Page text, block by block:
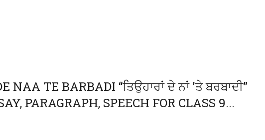
NAA TE BARBADI “ਤਿਉਹਾਰਾਂ ਦੇ ਨਾਂ 'ਤੇ ਬਰਬਾਦੀ”
PARAGRAPH, SPEECH FOR CLASS 9...